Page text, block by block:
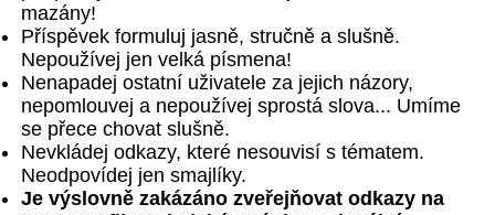
mazány!
Příspěvek formuluj jasně, stručně a slušně.
Nepoužívej jen velká písmena!
Nenapadej ostatní uživatele za jejich názory,
nepomlouvej a nepoužívej sprostá slova... Umíme
se přece chovat slušně.
Nevkládej odkazy, které nesouvisí s tématem.
Neodpovídej jen smajlíky.
Je výslovně zakázáno zveřejňovat odkazy na